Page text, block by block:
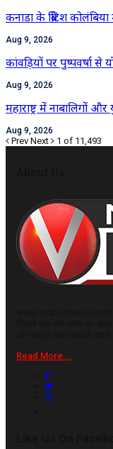
कनाडा के ब्रिटिश
Aug 9, 2026
कांवड़ियों पर पुष्पवर्षा से
Aug 9, 2026
महाराष्ट्र में
Aug 9, 2026
Prev Next 1 of 11,493
Read More...